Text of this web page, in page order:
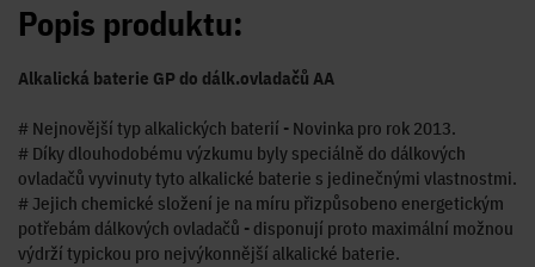
Popis produktu:
Alkalická baterie GP do dálk.ovladačů AA
# Nejnovější typ alkalických baterií - Novinka pro rok 2013.
# Díky dlouhodobému výzkumu byly speciálně do dálkových
ovladačů vyvinuty tyto alkalické baterie s jedinečnými vlastnostmi.
# Jejich chemické složení je na míru přizpůsobeno energetickým
potřebám dálkových ovladačů - disponují proto maximální možnou
výdrží typickou pro nejvýkonnější alkalické baterie.